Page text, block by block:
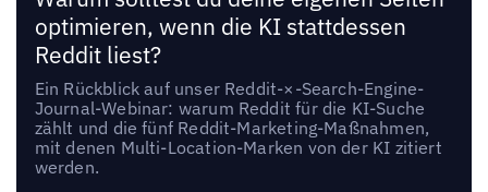
optimieren, wenn die KI stattdessen
Reddit liest?
Ein Rückblick auf unser Reddit-×-Search-Engine-
Journal-Webinar: warum Reddit für die KI-Suche
zählt und die fünf Reddit-Marketing-Maßnahmen,
mit denen Multi-Location-Marken von der KI zitiert
werden.